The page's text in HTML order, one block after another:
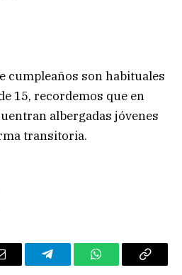
cumpleaños son habituales
15, recordemos que en
albergadas jóvenes
transitoria.
TelegramWhatsAppCopy